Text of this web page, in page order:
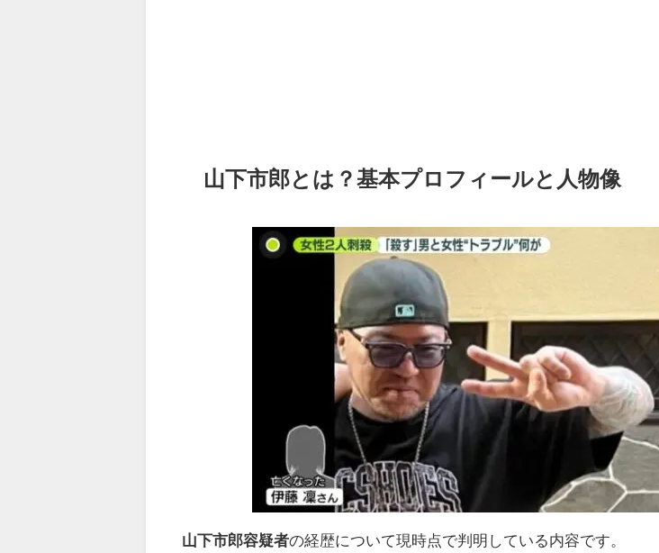
山下市郎とは？基本プロフィールと人物像
山下市郎容疑者の経歴について現時点で判明している内容です。